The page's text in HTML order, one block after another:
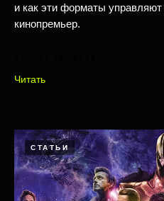
и как эти форматы
кинопремьер.
Читать
СТАТЬИ